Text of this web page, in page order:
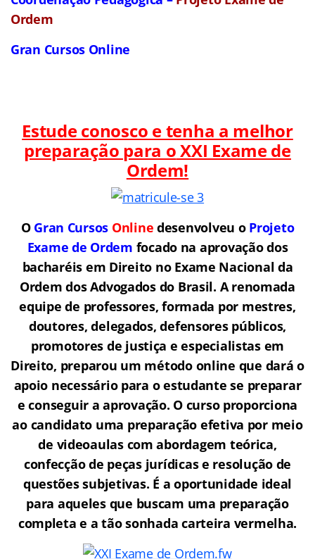
Ordem
Gran Cursos Online
Estude conosco e tenha a melhor
preparação para oXXI Exame de
Ordem!
O Gran Cursos Online desenvolveu o Projeto
Exame de Ordem focado na aprovação dos
bacharéis em Direito no Exame Nacional da
Ordem dos Advogados do Brasil. A renomada
equipe de professores, formada por mestres,
doutores, delegados, defensores públicos,
promotores de justiça e especialistas em
Direito, preparou um método online que dará o
apoio necessário para o estudante se preparar
e conseguir a aprovação. O curso proporciona
ao candidato uma preparação efetiva por meio
de videoaulas com abordagem teórica,
confecção de peças jurídicas e resolução de
questões subjetivas. É a oportunidade ideal
para aqueles que buscam uma preparação
completa e a tão sonhada carteira vermelha.